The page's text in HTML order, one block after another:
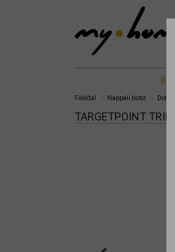
Főoldal Nappali bútor
TARGETPOINT